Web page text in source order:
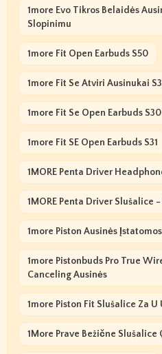
1more Evo Tikros Belaidės
Slopinimu
1more Fit Open Earbuds S50
1more Fit Se Atviri Ausinukai
1more Fit Se Open Earbuds S30
1more Fit SE Open Earbuds S31
1MORE Penta Driver
1MORE Penta Driver Slušalice -
1more Piston Ausinės
1more Pistonbuds Pro True
Canceling Ausinės
1more Piston Fit Slušalice Za U
1More Prave Bežične Slušalice